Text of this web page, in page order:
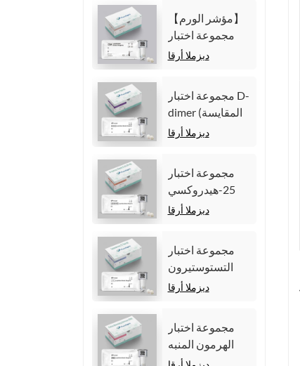
الضوئية
المتجانسة)
【مؤشر الورم】
مجموعة اختبار
مستضد السرطان
الكيميائية الضوئية
المتجانسة)
ديزملا أرقا
مجموعة اختبار D-
dimer (المقايسة
المناعية للتألق
ديزملا أرقا
مجموعة اختبار
25-هيدروكسي
فيتامين د (مقايسة
ديزملا أرقا
مجموعة اختبار
التستوستيرون
(المقايسة المناعية
ديزملا أرقا
مجموعة اختبار
الهرمون المنبه
للجريب (FSH).